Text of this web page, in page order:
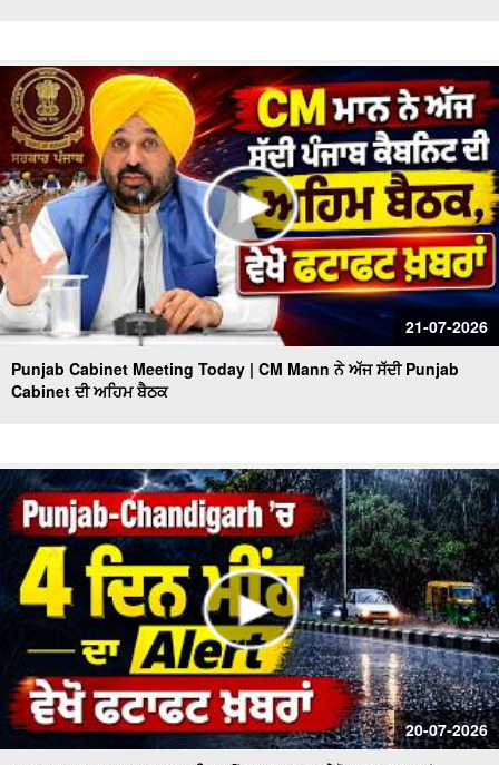
21-07-2026
Punjab Cabinet Meeting Today | CM Mann ਨੇ ਅੱਜ ਸੱਦੀ Punjab
Cabinet ਦੀ ਅਹਿਮ ਬੈਠਕ
20-07-2026